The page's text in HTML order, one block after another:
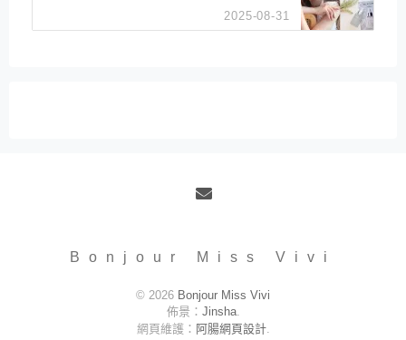
華！ 水㊀土㊀就選「潤・賦精華」維持
肌膚剛剛好的平衡
2025-08-31
Bonjour Miss Vivi
© 2026 Bonjour Miss Vivi
佈景： Jinsha.
網頁維護： 阿腸網頁設計.